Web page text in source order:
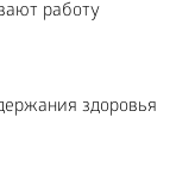
работу
здоровья